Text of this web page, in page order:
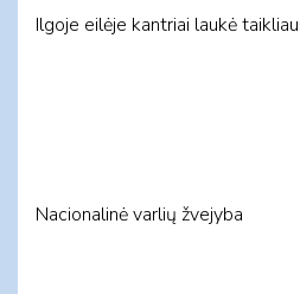
Ilgoje eilėje kantriai laukė
Nacionalinė varlių žvejyba